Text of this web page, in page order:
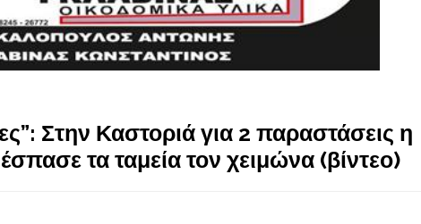
Στην Καστοριά για 2 παραστάσεις η
τα ταμεία τον χειμώνα (βίντεο)